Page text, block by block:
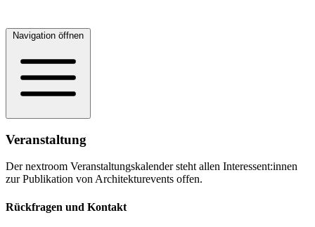
Navigation öffnen
Veranstaltung
Der nextroom Veranstaltungskalender steht allen Interessent:innen
zur Publikation von Architekturevents offen.
Rückfragen und Kontakt